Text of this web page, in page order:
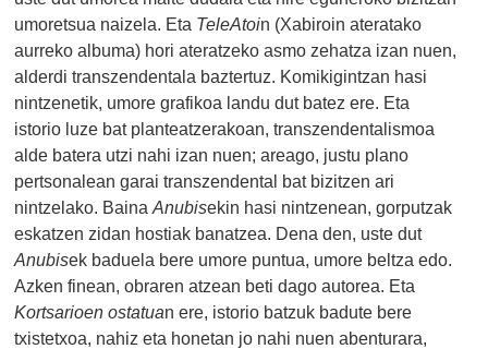
umoretsua naizela. Eta TeleAtoin (Xabiroin ateratako
aurreko albuma) hori ateratzeko asmo zehatza izan nuen,
alderdi transzendentala baztertuz. Komikigintzan hasi
nintzenetik, umore grafikoa landu dut batez ere. Eta
istorio luze bat planteatzerakoan, transzendentalismoa
alde batera utzi nahi izan nuen; areago, justu plano
pertsonalean garai transzendental bat bizitzen ari
nintzelako. BainaAnubisekin hasi nintzenean, gorputzak
eskatzen zidan hostiak banatzea. Dena den, uste dut
Anubisek baduela bere umore puntua, umore beltza edo.
Azken finean, obraren atzean beti dago autorea. Eta
Kortsarioen ostatuan ere, istorio batzuk badute bere
txistetxoa, nahiz eta honetan jo nahi nuen abenturara,